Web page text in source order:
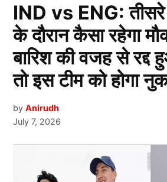
IND vs ENG:
के दौरान कैसा रहेगा
बारिश की वजह से रद्द
तो इस टीम को होगा
by Anirudh
July 7, 2026